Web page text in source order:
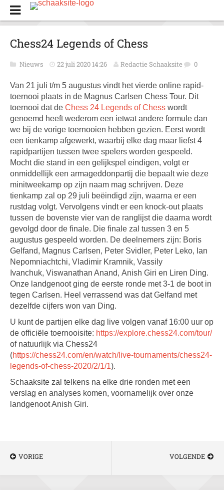
Chess24 Legends of Chess
Nieuws 22 juli 2020 14:26 Redactie Schaaksite 0
Van 21 juli t/m 5 augustus vindt het vierde online rapid-
toernooi plaats in de Magnus Carlsen Chess Tour. Dit
toernooi dat de Chess 24 Legends of Chess wordt
genoemd heeft wederom een ietwat andere formule dan
we bij de vorige toernooien hebben gezien. Eerst wordt
een tienkamp afgewerkt, waarbij elke dag maar liefst 4
rapidpartijen tussen twee spelers worden gespeeld.
Mocht die stand in een gelijkspel eindigen, volgt er
onmiddellijk een armageddonpartij die bepaalt wie deze
minitweekamp op zijn naam mag schrijven. Deze
tienkamp zal op 29 juli beëindigd zijn, waarna er een
rustdag volgt. Vervolgens vindt er een knock-out plaats
tussen de bovenste vier van de ranglijst die daarna wordt
gevolgd door de finale. Die finale zal tussen 3 en 5
augustus gespeeld worden. De deelnemers zijn: Boris
Gelfand, Magnus Carlsen, Peter Svidler, Peter Leko, Ian
Nepomniachtchi, Vladimir Kramnik, Vassily
Ivanchuk, Viswanathan Anand, Anish Giri en Liren Ding.
Onze landgenoot ging de eerste ronde met 3-1 de boot in
tegen Carlsen. Heel verrassend was dat Gelfand met
dezelfde cijfers won van Ding.
U kunt de partijen elke dag live volgen vanaf 16:00 uur op
de officiële toernooisite: https://explore.chess24.com/tour/
of natuurlijk via Chess24
(https://chess24.com/en/watch/live-tournaments/chess24-
legends-of-chess-2020/2/1/1).
Schaaksite zal telkens na elke drie ronden met een
verslag en analyses komen, voornamelijk over onze
landgenoot Anish Giri.
VORIGE VOLGENDE